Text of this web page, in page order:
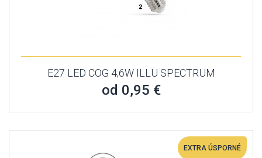
E27 LED COG 4;6W ILLU SPECTRUM
od 0,95 €
EXTRA ÚSPORNÉ